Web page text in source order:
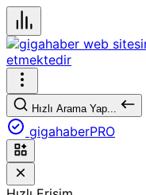
Hızlı Arama Yap...
gigahaberPRO